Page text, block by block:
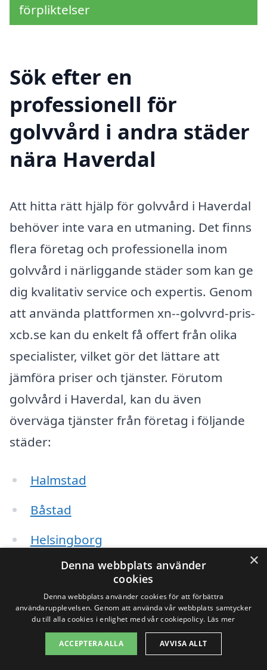
förpliktelser
Sök efter en
professionell för
golvvård i andra städer
nära Haverdal
Att hitta rätt hjälp för golvvård i Haverdal
behöver inte vara en utmaning. Det finns
flera företag och professionella inom
golvvård i närliggande städer som kan ge
dig kvalitativ service och expertis. Genom
att använda plattformen xn--golvvrd-pris-
xcb.se kan du enkelt få offert från olika
specialister, vilket gör det lättare att
jämföra priser och tjänster. Förutom
golvvård i Haverdal, kan du även
överväga tjänster från företag i följande
städer:
Halmstad
Båstad
Helsingborg
Malmö
Laholm
Falkenberg
Varberg
×
Denna webbplats använder
cookies
Denna webbplats använder cookies för att förbättra
användarupplevelsen. Genom att använda vår webbplats samtycker
du till alla cookies i enlighet med vår cookiepolicy. Läs mer
ACCEPTERA ALLA AVVISA ALLT